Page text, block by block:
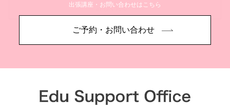
詳しく見る
出張講座・お問い合わせはこちら
ご予約・お問い合わせ